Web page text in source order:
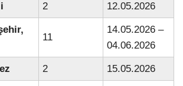
2 12.05.2026
11
14.05.2026 –
04.06.2026
2 15.05.2026